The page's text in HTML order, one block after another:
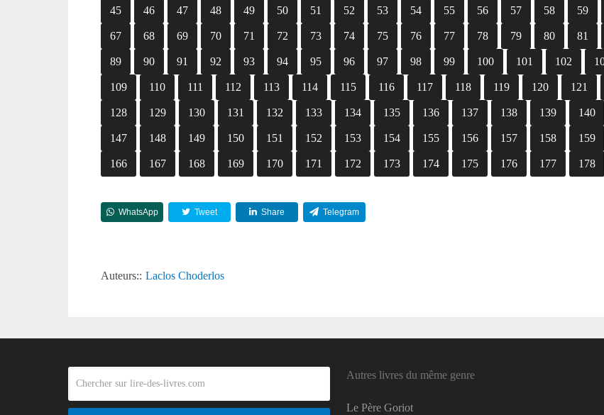
45 46 47 48 49 50 51 52 53 54 55 56 57 58 59
67 68 69 70 71 72 73 74 75 76 77 78 79 80 81
89 90 91 92 93 94 95 96 97 98 99 100 101 102
109 110 111 112 113 114 115 116 117 118 119 120 121
128 129 130 131 132 133 134 135 136 137 138 139 140
147 148 149 150 151 152 153 154 155 156 157 158 159
166 167 168 169 170 171 172 173 174 175 176 177 178
WhatsApp Tweet Share Telegram
Auteurs:: Laclos Choderlos
Autres livres du même genre
Le Père Goriot